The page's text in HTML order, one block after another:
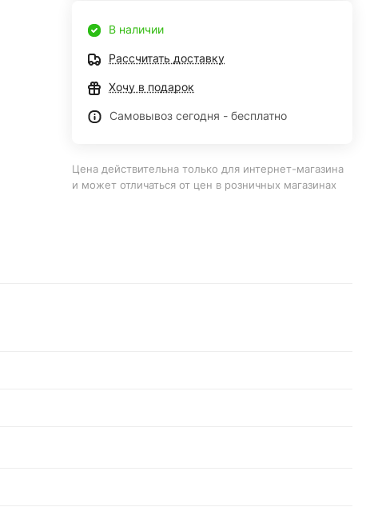
В наличии
Рассчитать доставку
Хочу в подарок
Самовывоз сегодня - бесплатно
Цена действительна только для интернет-магазина
и может отличаться от цен в розничных магазинах